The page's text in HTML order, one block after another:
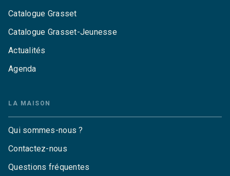
Catalogue Grasset
Catalogue Grasset-Jeunesse
Actualités
Agenda
LA MAISON
Qui sommes-nous ?
Contactez-nous
Questions fréquentes